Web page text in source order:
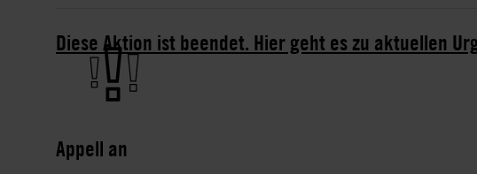
Diese Aktion ist beendet. Hier geht es zu aktuellen
Appell an